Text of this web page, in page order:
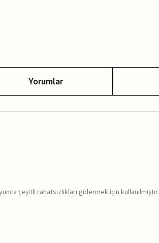
Yorumlar
çeşitli rahatsızlıkları gidermek için kullanılmıştır.